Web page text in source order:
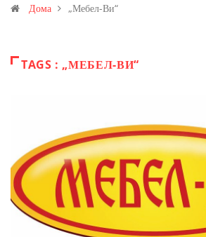
Иловица и со антимонот?
Дома „Мебел-Ви“
TAGS : „МЕБЕЛ-ВИ“